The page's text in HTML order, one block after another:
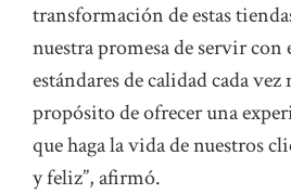
transformación de estas
nuestra promesa de servir con
estándares de calidad cada
propósito de ofrecer una
que haga la vida de nuestros
y feliz”, afirmó.